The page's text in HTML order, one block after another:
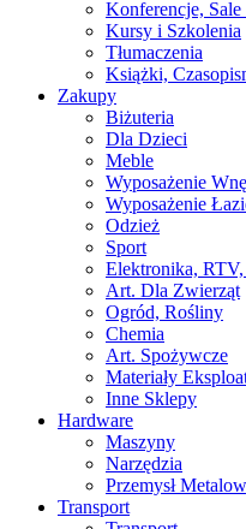
Konferencje,
Kursy i Szkolenia
Tłumaczenia
Książki,
Zakupy
Biżuteria
Dla Dzieci
Meble
Wyposażenie
Wyposażenie
Odzież
Sport
Elektronika,
Art. Dla Zwierząt
Ogród, Rośliny
Chemia
Art. Spożywcze
Materiały
Inne Sklepy
Hardware
Maszyny
Narzędzia
Przemysł
Transport